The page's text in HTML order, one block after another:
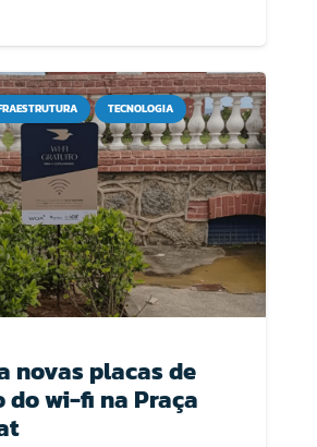
TECNOLOGIA
novas placas de
wi-fi na Praça